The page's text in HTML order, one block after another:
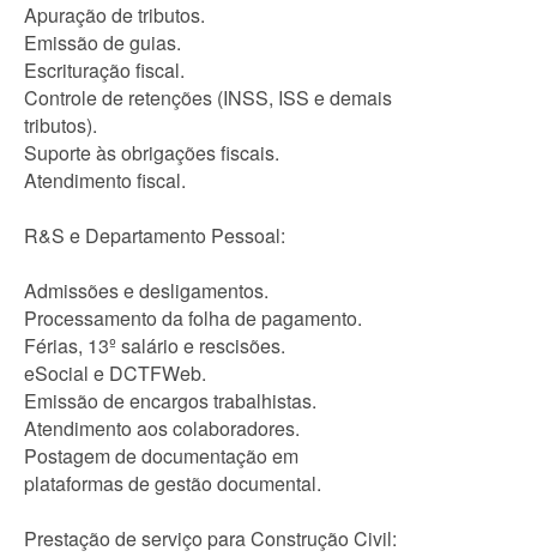
Apuração de tributos.
Emissão de guias.
Escrituração fiscal.
Controle de retenções (INSS, ISS e demais
tributos).
Suporte às obrigações fiscais.
Atendimento fiscal.
R&S e Departamento Pessoal:
Admissões e desligamentos.
Processamento da folha de pagamento.
Férias, 13º salário e rescisões.
eSocial e DCTFWeb.
Emissão de encargos trabalhistas.
Atendimento aos colaboradores.
Postagem de documentação em
plataformas de gestão documental.
Prestação de serviço para Construção Civil: